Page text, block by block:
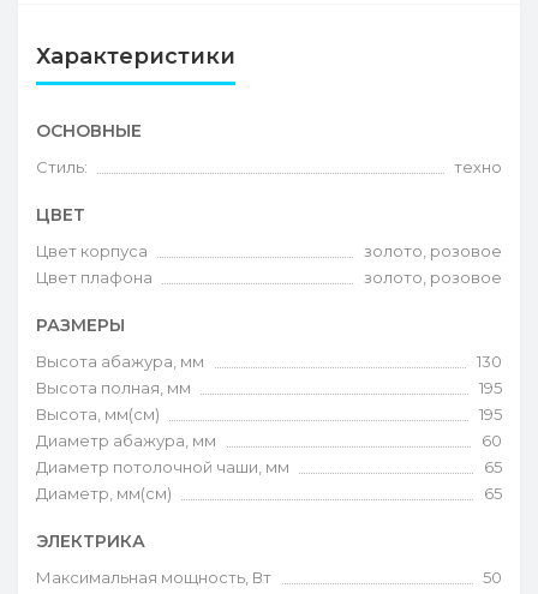
Характеристики
ОСНОВНЫЕ
Стиль: техно
ЦВЕТ
Цвет корпуса
золото, розовое
Цвет плафона
золото, розовое
РАЗМЕРЫ
Высота абажура, мм
130
Высота полная, мм
195
Высота, мм(см)
195
Диаметр абажура, мм
60
Диаметр потолочной чаши, мм
65
Диаметр, мм(см)
65
ЭЛЕКТРИКА
Максимальная мощность, Вт
50